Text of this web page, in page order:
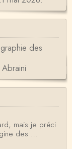
des
mais je préci
des …